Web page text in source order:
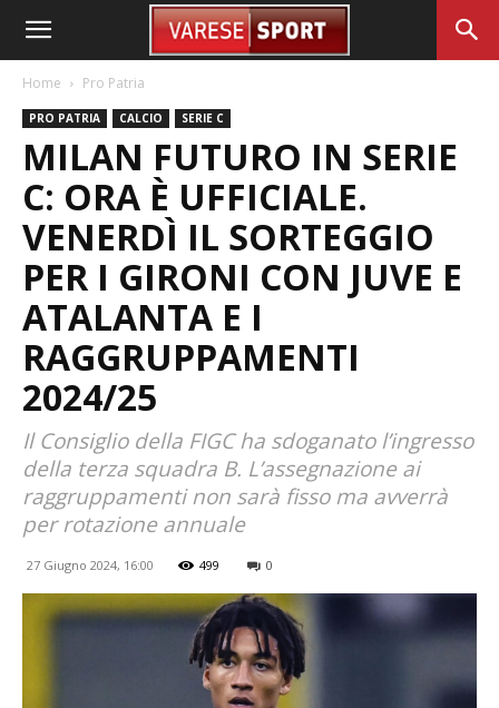
Home Pro Patria
PRO PATRIA CALCIO SERIE C
MILAN FUTURO IN SERIE
C: ORA È UFFICIALE.
VENERDÌ IL SORTEGGIO
PER I GIRONI CON JUVE E
ATALANTA E I
RAGGRUPPAMENTI
2024/25
Il Consiglio della FIGC ha sdoganato l’ingresso
della terza squadra B. L’assegnazione ai
raggruppamenti non sarà fisso ma avverrà
per rotazione annuale
27 Giugno 2024, 16:00 499 0